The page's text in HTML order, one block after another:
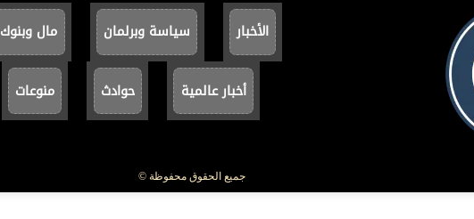
الأخبار سياسة وبرلمان مال وبنوك
أخبار عالمية حوادث منوعات
جميع الحقوق محفوظة ©